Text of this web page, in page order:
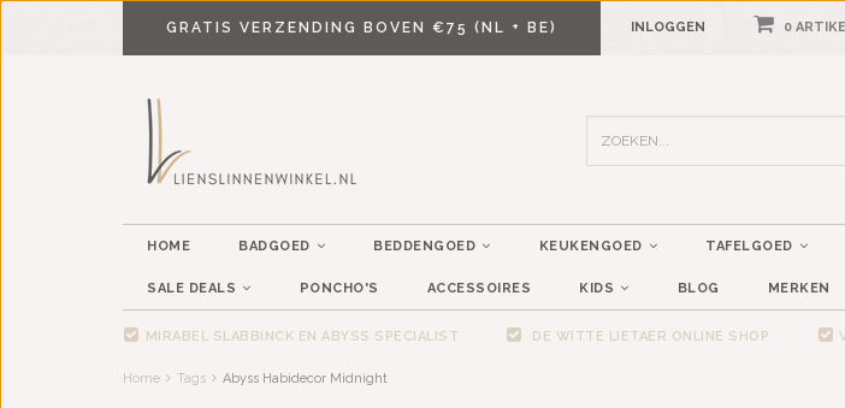
GRATIS VERZENDING BOVEN €75 (NL + BE) INLOGGEN 0
HOME BADGOED BEDDENGOED KEUKENGOED TAFELGOED
SALE DEALS PONCHO'S ACCESSOIRES KIDS BLOG MERKEN
MIRABEL SLABBINCK EN ABYSS SPECIALIST DE WITTE LIETAER ONLINE SHOP
Home Tags Abyss Habidecor Midnight